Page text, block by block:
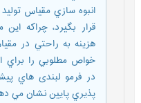
انبوه سازي مقياس
قرار بگيرد، چراکه اين
هزينه به راحتي در
خواص مطلوبي را براي
در فرمو لبندی هاي
پذيري پايين نشان مي